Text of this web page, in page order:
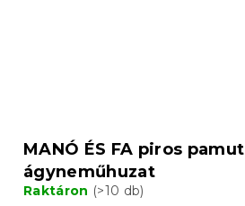
MANÓ ÉS FA piros pamut
ágyneműhuzat
Raktáron (>10 db)